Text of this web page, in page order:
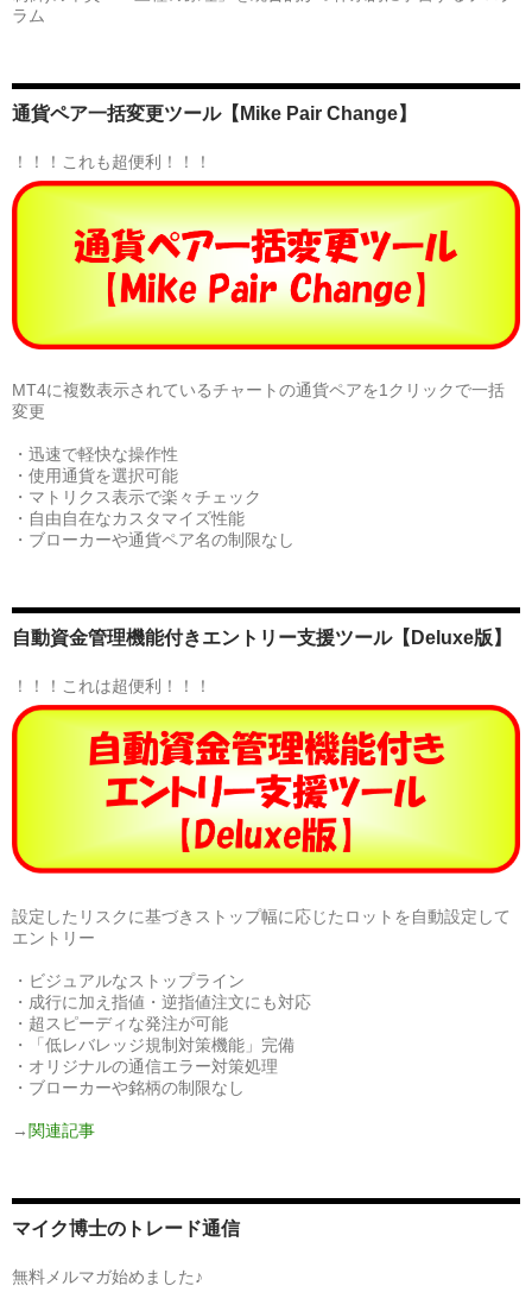
ラム
通貨ペア一括変更ツール【Mike Pair Change】
！！！これも超便利！！！
MT4に複数表示されているチャートの通貨ペアを1クリックで一括
変更
・迅速で軽快な操作性
・使用通貨を選択可能
・マトリクス表示で楽々チェック
・自由自在なカスタマイズ性能
・ブローカーや通貨ペア名の制限なし
自動資金管理機能付きエントリー支援ツール【Deluxe版】
！！！これは超便利！！！
設定したリスクに基づきストップ幅に応じたロットを自動設定して
エントリー
・ビジュアルなストップライン
・成行に加え指値・逆指値注文にも対応
・超スピーディな発注が可能
・「低レバレッジ規制対策機能」完備
・オリジナルの通信エラー対策処理
・ブローカーや銘柄の制限なし
→ 関連記事
マイク博士のトレード通信
無料メルマガ始めました♪